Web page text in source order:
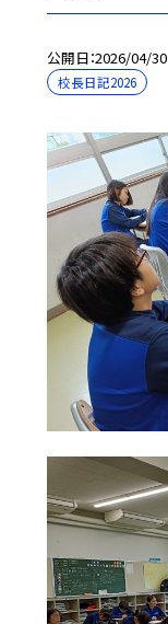
公開日 2026/04/30
校長日記2026